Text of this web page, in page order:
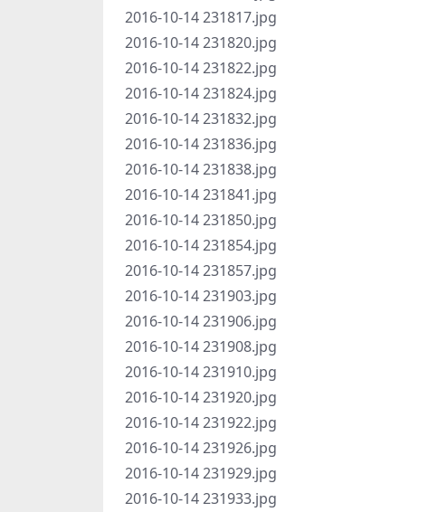
2016-10-14 231817.jpg
2016-10-14 231820.jpg
2016-10-14 231822.jpg
2016-10-14 231824.jpg
2016-10-14 231832.jpg
2016-10-14 231836.jpg
2016-10-14 231838.jpg
2016-10-14 231841.jpg
2016-10-14 231850.jpg
2016-10-14 231854.jpg
2016-10-14 231857.jpg
2016-10-14 231903.jpg
2016-10-14 231906.jpg
2016-10-14 231908.jpg
2016-10-14 231910.jpg
2016-10-14 231920.jpg
2016-10-14 231922.jpg
2016-10-14 231926.jpg
2016-10-14 231929.jpg
2016-10-14 231933.jpg